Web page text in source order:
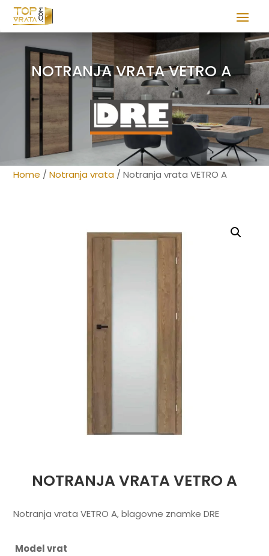
NOTRANJA VRATA VETRO A
Home /Notranja vrata / Notranja vrata VETRO A
NOTRANJA VRATA VETRO A
Notranja vrata VETRO A, blagovne znamke DRE
Model vrat